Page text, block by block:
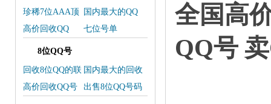
珍稀7位AAA顶
级QQ靓号上线
国内最大的QQ
交易平台
高价回收QQ 七位号单
8位QQ号
回收8位QQ的联
系方式
国内最大的回收
QQ，卖QQ交易
平台
高价回收QQ号
码
出售8位QQ号码
欢迎选购
全国高
QQ号